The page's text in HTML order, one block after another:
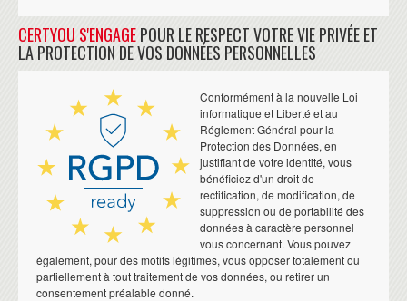
CERTYOU S'ENGAGEPOUR LE RESPECT VOTRE VIE PRIVÉE ET
LA PROTECTION DE VOS DONNÉES PERSONNELLES
Conformément à la nouvelle Loi
informatique et Liberté et au
Réglement Général pour la
Protection des Données, en
justifiant de votre identité, vous
bénéficiez d'un droit de
rectification, de modification, de
suppression ou de portabilité des
données à caractère personnel
vous concernant. Vous pouvez
également, pour des motifs légitimes, vous opposer totalement ou
partiellement à tout traitement de vos données, ou retirer un
consentement préalable donné.